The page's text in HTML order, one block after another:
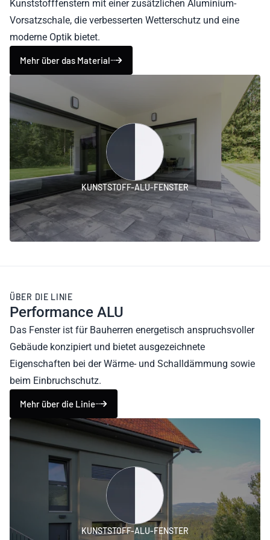
Kunststofffenstern mit einer zusätzlichen Aluminium-
Vorsatzschale, die verbesserten Wetterschutz und eine
moderne Optik bietet.
Mehr über das Material
KUNSTSTOFF-ALU-FENSTER
ÜBER DIE LINIE
Performance ALU
Das Fenster ist für Bauherren energetisch anspruchsvoller
Gebäude konzipiert und bietet ausgezeichnete
Eigenschaften bei der Wärme- und Schalldämmung sowie
beim Einbruchschutz.
Mehr über die Linie
KUNSTSTOFF-ALU-FENSTER